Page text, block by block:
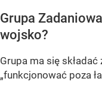
Grupa
wojsko?
Grupa ma się
„funkcjonować poza